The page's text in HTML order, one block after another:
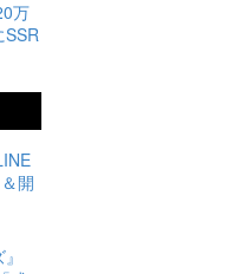
万
SSR
開